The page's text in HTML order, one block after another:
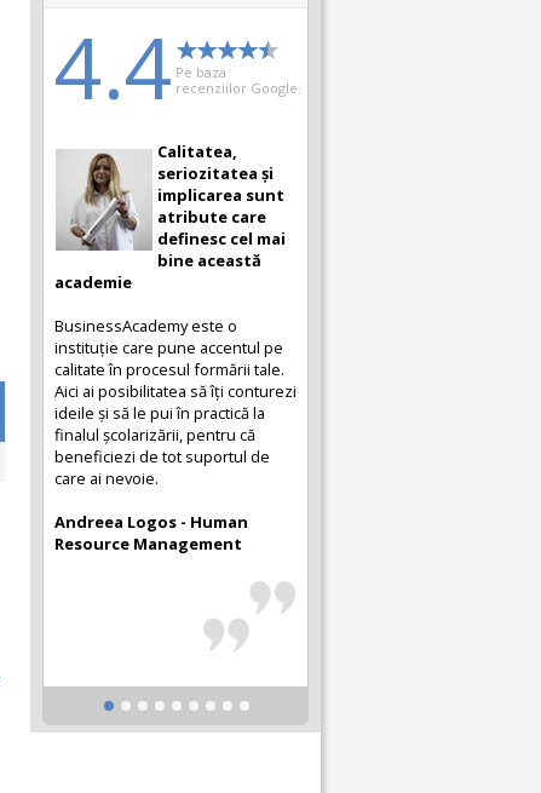
4.4 Pe baza
recenziilor Google.
Calitatea,
seriozitatea și
implicarea sunt
atribute care
definesc cel mai
bine această
academie
BusinessAcademy este o
instituție care pune accentul pe
calitate în procesul formării tale.
Aici ai posibilitatea să îți conturezi
ideile și să le pui în practică la
finalul școlarizării, pentru că
beneficiezi de tot suportul de
care ai nevoie.
Andreea Logos - Human
Resource Management